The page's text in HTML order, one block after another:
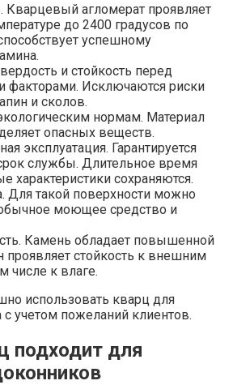
Кварцевый агломерат проявляет
до 2400 градусов по
успешному
и стойкость перед
факторами. Исключаются риски
и сколов.
нормам. Материал
опасных веществ.
эксплуатация. Гарантируется
службы. Длительное время
характеристики сохраняются.
Для такой поверхности можно
моющее средство и
Камень обладает повышенной
проявляет стойкость к внешним
числе к влаге.
использовать кварц для
учетом пожеланий клиентов.
подходит для